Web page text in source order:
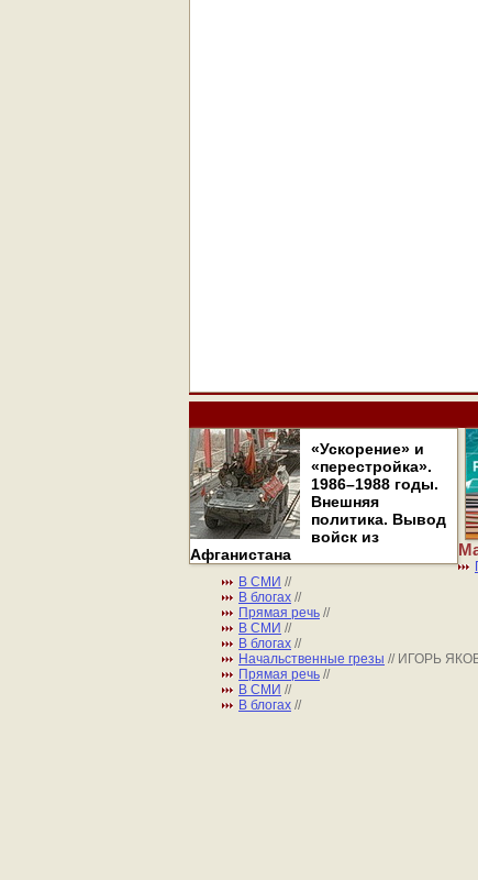
«Ускорение» и
«перестройка».
1986–1988 годы.
Внешняя
политика. Вывод
войск из
Афганистана
В СМИ //
В блогах //
Прямая речь //
В СМИ //
В блогах //
Начальственные грезы // ИГОРЬ
Прямая речь //
В СМИ //
В блогах //